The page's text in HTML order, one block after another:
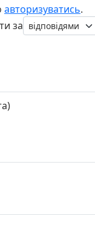
авторизуватись.
за